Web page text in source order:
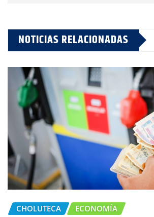
NOTICIAS RELACIONADAS
CHOLUTECA ECONOMÍA